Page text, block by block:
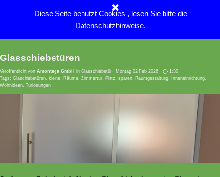
Diese Seite benutzt Cookies , lesen Sie bitte die
Datenschutzhinweise.
Menü überspringen
Glasschiebetüren
Veröffentlicht von Amontega GmbH in Glasschiebetür · Montag 02 Feb 2026 ·
1:30
Tags: Glaschiebetüren, kleine, Räume, Zimmertür, Platz, sparen, Raumgestaltung, Inneneinrichtung,
Wohnideen, Türlösungen